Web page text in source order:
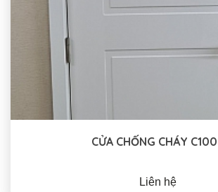
CỬA CHỐNG CHÁY
Liên hệ